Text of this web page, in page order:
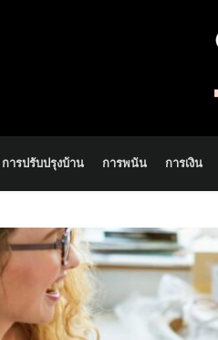
การปรับปรุงบ้าน การพนัน การเงิน